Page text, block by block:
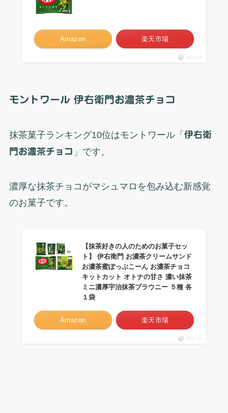
Amazon 楽天市場
ポチップ
モントワール 伊右衛門お濃茶チョコ
抹茶菓子ランキング10位はモントワール「 伊右衛
門お濃茶チョコ 」です。
濃厚な抹茶チョコがマシュマロを包み込む新感覚
のお菓子です。
【抹茶好きの人のためのお菓子セッ
ト】 伊右衛門 お濃茶クリームサンド
お濃茶蜜ぽっぷこーん お濃茶チョコ
キットカット オトナの甘さ 濃い抹茶
ミニ濃厚宇治抹茶ブラウニー ５種 各
１袋
Amazon 楽天市場
ポチップ